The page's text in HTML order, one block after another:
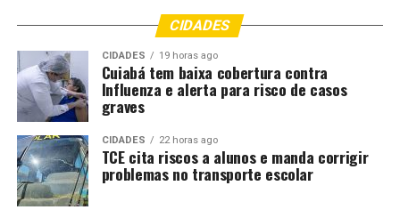
CIDADES
CIDADES 19 horas ago
Cuiabá tem baixa cobertura contra
Influenza e alerta para risco de casos
graves
CIDADES 22 horas ago
TCE cita riscos a alunos e manda corrigir
problemas no transporte escolar